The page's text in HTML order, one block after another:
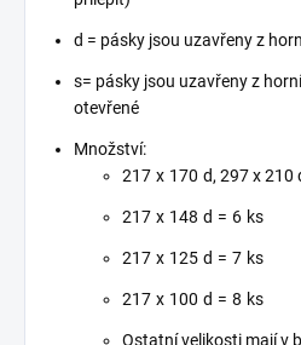
d = pásky jsou uzavřeny z
s= pásky jsou uzavřeny z
otevřené
Množství:
217 x 170 d, 297 x 210
217 x 148 d = 6 ks
217 x 125 d = 7 ks
217 x 100 d = 8 ks
Ostatní velikosti mají v